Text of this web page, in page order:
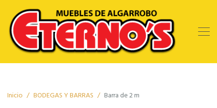
Inicio BODEGAS Y BARRAS Barra de 2 m